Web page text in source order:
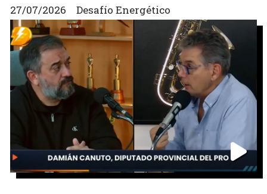
Desafío Energético
27/07/2026